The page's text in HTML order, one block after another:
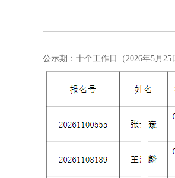
公示期：十个工作日（2026年5月25